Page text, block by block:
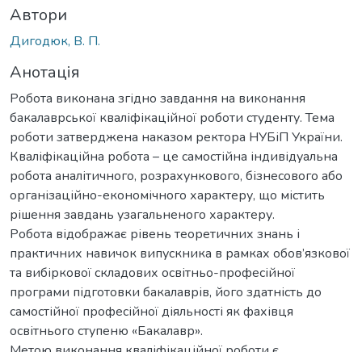
Автори
Дигодюк, В. П.
Анотація
Робота виконана згідно завдання на виконання
бакалаврської кваліфікаційної роботи студенту. Тема
роботи затверджена наказом ректора НУБіП України.
Кваліфікаційна робота – це самостійна індивідуальна
робота аналітичного, розрахункового, бізнесового або
організаційно-економічного характеру, що містить
рішення завдань узагальненого характеру.
Робота відображає рівень теоретичних знань і
практичних навичок випускника в рамках обов’язкової
та вибіркової складових освітньо-професійної
програми підготовки бакалаврів, його здатність до
самостійної професійної діяльності як фахівця
освітнього ступеню «Бакалавр».